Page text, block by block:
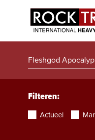
Filteren:
Actueel